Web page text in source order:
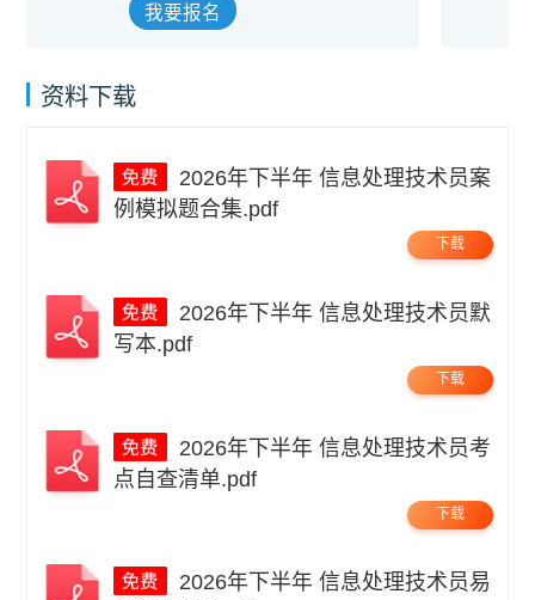
我要报名
资料下载
例模拟题合集.pdf
下载
写本.pdf
下载
点自查清单.pdf
下载